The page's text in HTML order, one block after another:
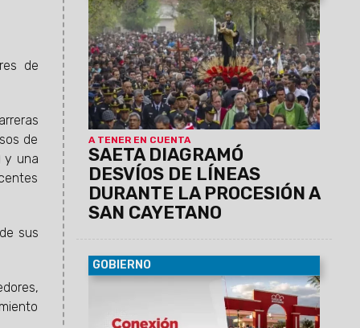
de
de
y una
sus
A TENER EN CUENTA
SAETA DIAGRAMÓ
DESVÍOS DE LÍNEAS
DURANTE LA PROCESIÓN A
SAN CAYETANO
09/08/2026 También incluye las
paradas que una vez finalizada la
procesión volverán a su ubicación
habitual.
GOBIERNO
La propuesta “Conexión
Saludable”, impulsada por Salud Pública y
la Unidad de Parques Urbanos, ofrecerá